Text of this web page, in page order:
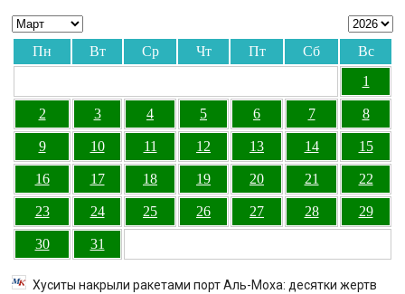
Пн Вт Ср Чт Пт Сб
Вс
1
2 3 4 5 6 7 8
9 10 11 12 13 14 15
16 17 18 19 20 21 22
23 24 25 26 27 28 29
30 31
Хуситы накрыли ракетами порт Аль-Моха: десятки жертв